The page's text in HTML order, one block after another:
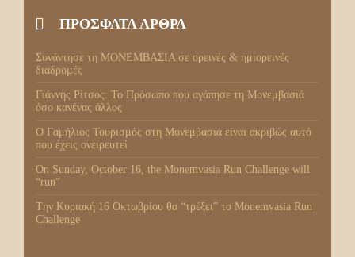
ΠΡΌΣΦΑΤΑ ΆΡΘΡΑ
Συνάντησε τη ΜΟΝΕΜΒΑΣΙΑ σε ορεινές & ημιορεινές
διαδρομές
Γιάννης Ρίτσος: Το Πρόσωπο που αγάπησε τη Μονεμβασιά
όσο κανένας άλλος
Ο Γαμήλιος Τουρισμός στη Μονεμβασιά είναι ακριβώς αυτό
που έχεις ονειρευτεί
On Sunday, October 16, the Monemvasia Run Challenge will
“run”
Tην Κυριακή 16 Οκτωβρίου θα “τρέξει” το Monemvasia Run
Challenge